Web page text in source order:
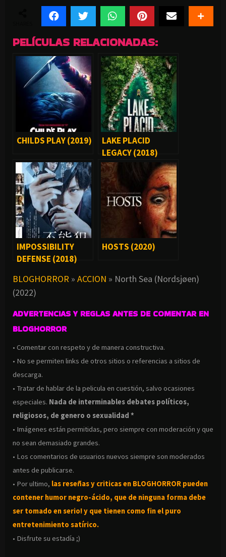
PELÍCULAS RELACIONADAS:
CHILDS PLAY (2019)
LAKE PLACID
LEGACY (2018)
IMPOSSIBILITY
DEFENSE (2018)
HOSTS (2020)
BLOGHORROR » ACCION » North Sea (Nordsjøen)
(2022)
ADVERTENCIAS Y REGLAS ANTES DE COMENTAR EN
BLOGHORROR
• Comentar con respeto y de manera constructiva.
• No se permiten links de otros sitios o referencias a sitios de
descarga.
• Tratar de hablar de la pelicula en cuestión, salvo ocasiones
especiales. Nada de interminables debates políticos,
religiosos, de genero o sexualidad *
• Imágenes están permitidas, pero siempre con moderación y que
no sean demasiado grandes.
• Los comentarios de usuarios nuevos siempre son moderados
antes de publicarse.
• Por ultimo, las reseñas y criticas en BLOGHORROR pueden
contener humor negro-ácido, que de ninguna forma debe
ser tomado en serio! y que tienen como fin el puro
entretenimiento satírico.
• Disfrute su estadía ;)